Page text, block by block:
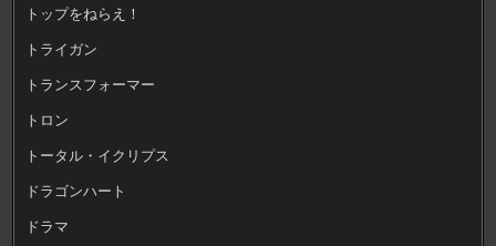
トップをねらえ！
トライガン
トランスフォーマー
トロン
トータル・イクリプス
ドラゴンハート
ドラマ